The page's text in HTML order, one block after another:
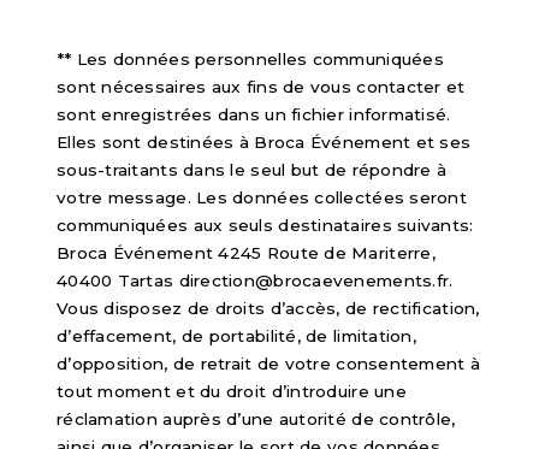
** Les données personnelles communiquées
sont nécessaires aux fins de vous contacter et
sont enregistrées dans un fichier informatisé.
Elles sont destinées à Broca Événement et ses
sous-traitants dans le seul but de répondre à
votre message. Les données collectées seront
communiquées aux seuls destinataires suivants:
Broca Événement 4245 Route de Mariterre,
40400 Tartas direction@brocaevenements.fr.
Vous disposez de droits d’accès, de rectification,
d’effacement, de portabilité, de limitation,
d’opposition, de retrait de votre consentement à
tout moment et du droit d’introduire une
réclamation auprès d’une autorité de contrôle,